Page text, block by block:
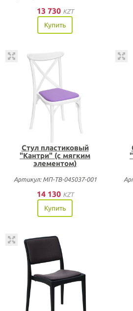
13 730 KZT
Купить
Стул пластиковый
"Кантри" (с мягким
элементом)
Артикул: МП-ТВ-045037-001
14 130 KZT
Купить